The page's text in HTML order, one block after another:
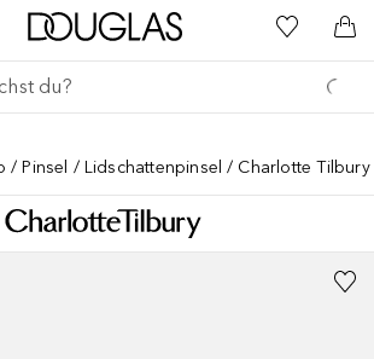
Kundenkonto
Zur Douglas Startseite
Zu Meiner
Pinsel Lidschattenpinsel Charlotte